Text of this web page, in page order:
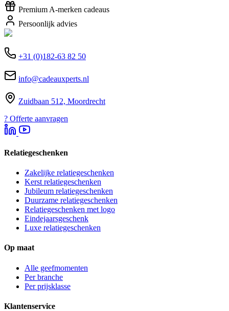
Premium A-merken cadeaus
Persoonlijk advies
+31 (0)182-63 82 50
info@cadeauxperts.nl
Zuidbaan 512, Moordrecht
? Offerte aanvragen
Relatiegeschenken
Zakelijke relatiegeschenken
Kerst relatiegeschenken
Jubileum relatiegeschenken
Duurzame relatiegeschenken
Relatiegeschenken met logo
Eindejaarsgeschenk
Luxe relatiegeschenken
Op maat
Alle geefmomenten
Per branche
Per prijsklasse
Klantenservice